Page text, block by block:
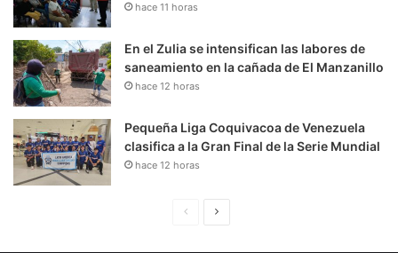
hace 11 horas
En el Zulia se intensifican las labores de
saneamiento en la cañada de El Manzanillo
hace 12 horas
Pequeña Liga Coquivacoa de Venezuela
clasifica a la Gran Final de la Serie Mundial
hace 12 horas